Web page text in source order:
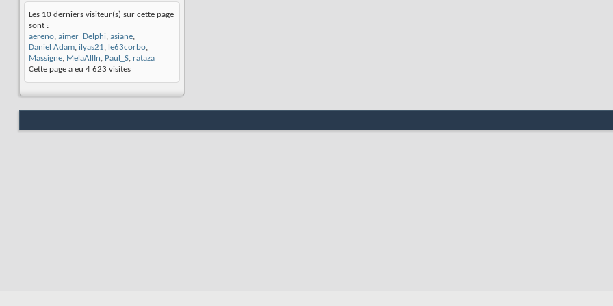
Les 10 derniers visiteur(s) sur cette page
sont :
aereno, aimer_Delphi, asiane,
Daniel Adam, ilyas21, le63corbo,
Massigne, MelaAllIn, Paul_S, rataza
Cette page a eu 4 623 visites